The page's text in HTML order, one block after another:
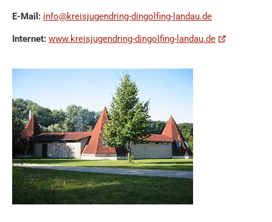
E-Mail: info@kreisjugendring-dingolfing-landau.de
Internet: www.kreisjugendring-dingolfing-landau.de